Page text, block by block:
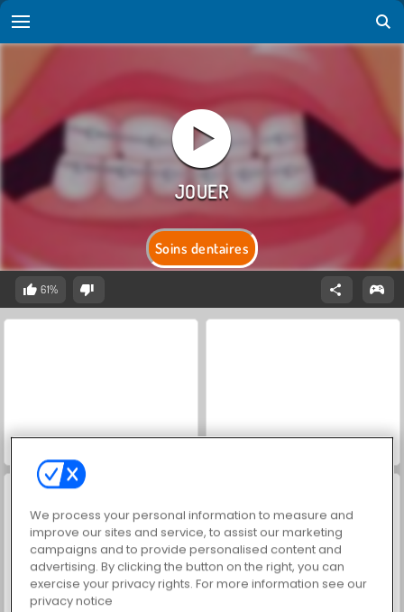
Soins dentaires
61%
VegaMix Da Vinci Puzzles
We process your personal information to measure and
improve our sites and service, to assist our marketing
campaigns and to provide personalised content and
advertising. By clicking the button on the right, you can
exercise your privacy rights. For more information see our
privacy notice